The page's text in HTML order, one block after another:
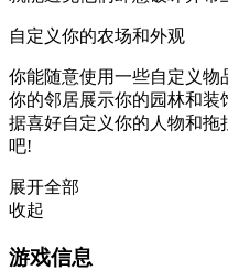
自定义你的农场和外观
你能随意使用一些自定义物
你的邻居展示你的园林和
据喜好自定义你的人物和拖
吧!
展开全部
收起
游戏信息